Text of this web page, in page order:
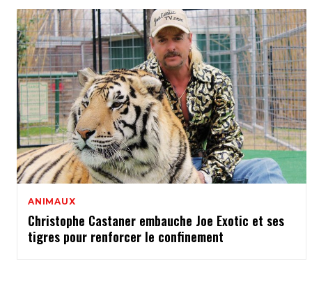
ANIMAUX
Christophe Castaner embauche Joe Exotic et ses
tigres pour renforcer le confinement